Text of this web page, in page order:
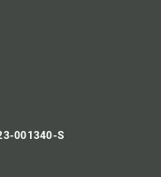
001340-S